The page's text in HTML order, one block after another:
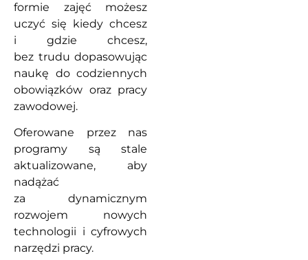
formie zajęć możesz
uczyć się kiedy chcesz
i gdzie chcesz,
bez trudu dopasowując
naukę do codziennych
obowiązków oraz pracy
zawodowej.
Oferowane przez nas
programy są stale
aktualizowane, aby
nadążać
za dynamicznym
rozwojem nowych
technologii i cyfrowych
narzędzi pracy.